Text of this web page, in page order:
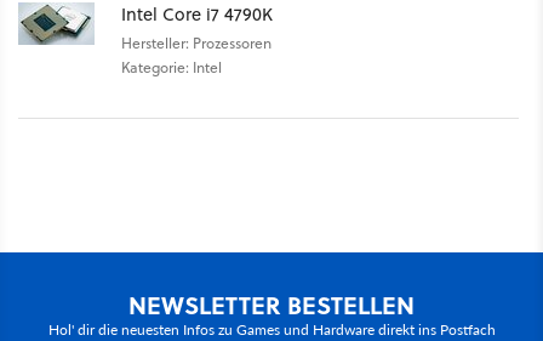
Intel Core i7 4790K
Hersteller: Prozessoren
Kategorie: Intel
NEWSLETTER BESTELLEN
Hol' dir die neuesten Infos zu Games und Hardware direkt ins Postfach